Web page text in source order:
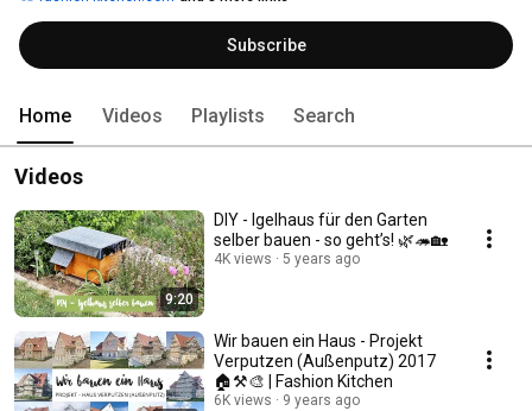
Begleite mich also auf meinem Blog und YouTube durch Shoppingtouren,
Outfits, Rezepte, DIYs und mein Leben.
Subscribe
Home Videos Playlists Search
Videos
9:20
DIY - Igelhaus für den Garten
selber bauen - so geht’s! 🌿🦔🏡
4K views 5 years ago
Wir bauen ein Haus - Projekt
Verputzen (Außenputz) 2017
🏠⚒🎨 | Fashion Kitchen
6K views 9 years ago